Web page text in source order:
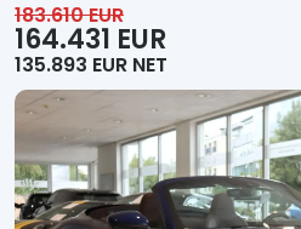
Motociclete
Autoutilitare
Alte tipuri vehicule
183.610 EUR
164.431 EUR
135.893 EUR NET